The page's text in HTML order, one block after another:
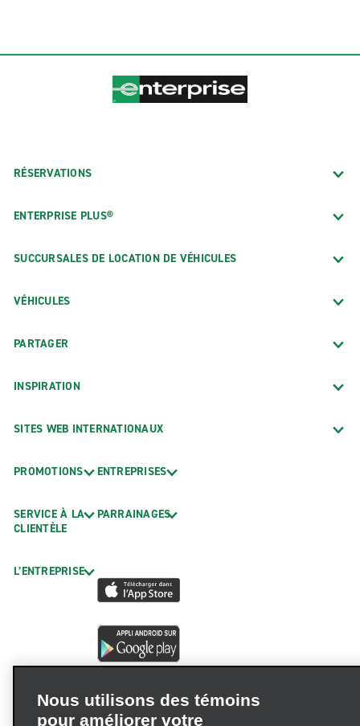
RÉSERVATIONS
ENTERPRISE PLUS®
SUCCURSALES DE LOCATION DE VÉHICULES
VÉHICULES
PARTAGER
INSPIRATION
SITES WEB INTERNATIONAUX
PROMOTIONS
SERVICE À LA
CLIENTÈLE
L’ENTREPRISE
ENTREPRISES
PARRAINAGES
Nous utilisons des témoins
pour améliorer votre